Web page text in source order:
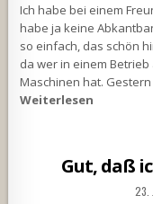
Ich habe bei einem
habe ja keine
so einfach, das schön
da wer in einem
Maschinen hat.
Weiterlesen
Gut, daß
23.